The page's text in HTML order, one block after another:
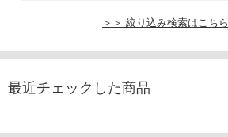
＞＞ 絞り込み検索はこち
最近チェックした商品